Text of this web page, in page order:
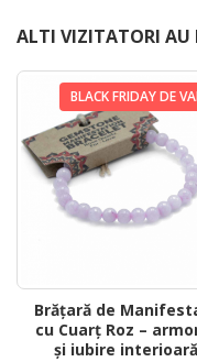
ALTI VIZITATORI AU
BLACK FRIDAY DE
Brățară de
cu Cuarț Roz –
și iubire interioară